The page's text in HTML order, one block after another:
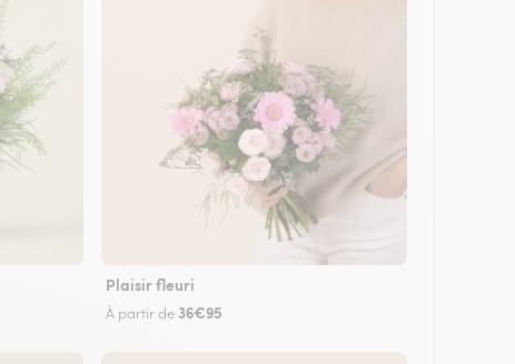
Plaisir fleuri
À partir de 36€95